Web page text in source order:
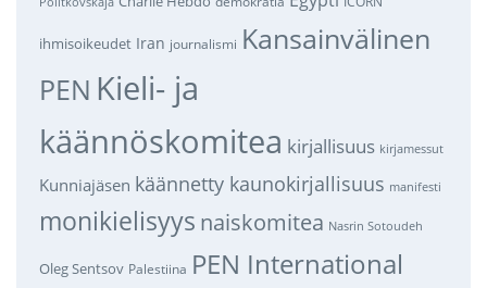
ihmisoikeudet Iran journalismi Kansainvälinen
PEN Kieli- ja
käännöskomitea kirjallisuus kirjamessut
Kunniajäsen käännetty kaunokirjallisuus manifesti
monikielisyys naiskomitea Nasrin Sotoudeh
Oleg Sentsov Palestiina PEN International